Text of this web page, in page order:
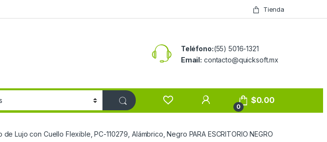
Tienda
Teléfono:(55) 5016-1321
Email: contacto@quicksoft.mx
0
$0.00
Lujo con Cuello Flexible, PC-110279, Alámbrico, Negro PARA ESCRITORIO NEGRO